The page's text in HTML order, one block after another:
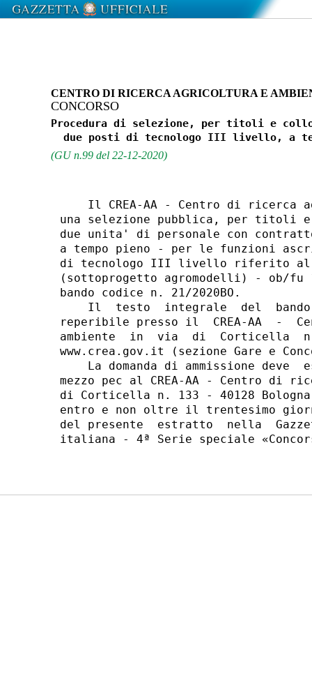
CENTRO DI RICERCA AGRICOLTURA E
CONCORSO
Procedura di selezione, per titoli e
(GU n.99 del 22-12-2020)
Il CREA-AA - Centro di ricerca
una selezione pubblica, per titoli
due unita' di personale con
a tempo pieno - per le funzioni
di tecnologo III livello riferito al
(sottoprogetto agromodelli) - ob/fu
bando codice n. 21/2020BO.
Il  testo  integrale  del
reperibile presso il  CREA-AA  -
ambiente  in  via  di  Corticella
www.crea.gov.it (sezione Gare e
La domanda di ammissione deve
mezzo pec al CREA-AA - Centro di
di Corticella n. 133 - 40128
entro e non oltre il trentesimo
del presente  estratto  nella
italiana - 4ª Serie speciale